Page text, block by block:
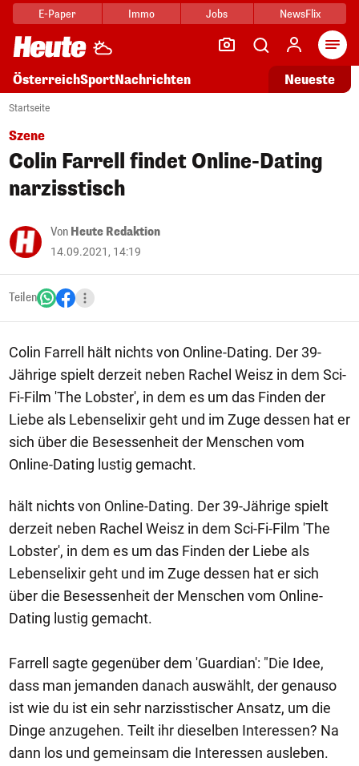
E-Paper Immo Jobs NewsFlix
ÖsterreichSportNachrichten Neueste
Startseite
Szene
Colin Farrell findet Online-Dating
narzisstisch
Von Heute Redaktion
14.09.2021, 14:19
Teilen
Colin Farrell hält nichts von Online-Dating. Der 39-
Jährige spielt derzeit neben Rachel Weisz in dem Sci-
Fi-Film 'The Lobster', in dem es um das Finden der
Liebe als Lebenselixir geht und im Zuge dessen hat er
sich über die Besessenheit der Menschen vom
Online-Dating lustig gemacht.
hält nichts von Online-Dating. Der 39-Jährige spielt
derzeit neben Rachel Weisz in dem Sci-Fi-Film 'The
Lobster', in dem es um das Finden der Liebe als
Lebenselixir geht und im Zuge dessen hat er sich
über die Besessenheit der Menschen vom Online-
Dating lustig gemacht.
Farrell sagte gegenüber dem 'Guardian': "Die Idee,
dass man jemanden danach auswählt, der genauso
ist wie du ist ein sehr narzisstischer Ansatz, um die
Dinge anzugehen. Teilt ihr dieselben Interessen? Na
dann los und gemeinsam die Interessen ausleben.